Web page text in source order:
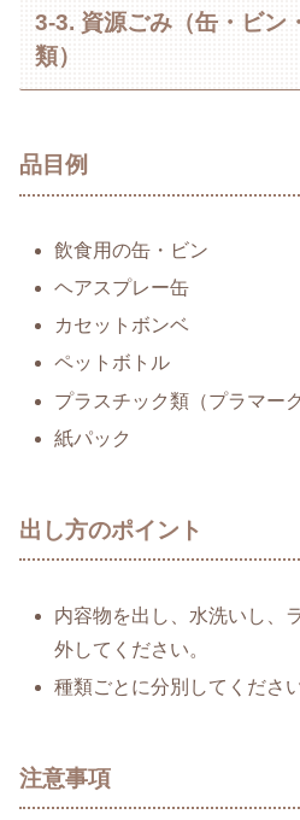
3-3. 資源ごみ（缶・ビン
類）
品目例
飲食用の缶・ビン
ヘアスプレー缶
カセットボンベ
ペットボトル
プラスチック類（プラマー
紙パック
出し方のポイント
内容物を出し、水洗いし、
外してください。
種類ごとに分別してください
注意事項